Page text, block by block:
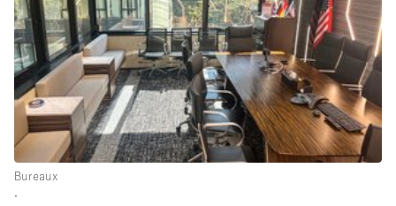
Séance de
photo
Conférence Réunion Bureaux
Local
Commercial
Partagé
Type de l'espace
Bureaux
∙